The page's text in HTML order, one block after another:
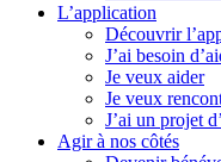
L’application
Découvrir
J’ai besoin
Je veux aider
Je veux
J’ai un projet
Agir à nos côtés